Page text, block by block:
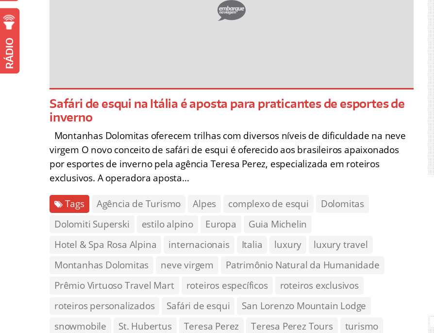
Safári de esqui na Itália é aposta para praticantes de esportes de
inverno
Montanhas Dolomitas oferecem trilhas com diversos níveis de dificuldade na neve
virgem O novo conceito de safári de esqui é oferecido aos brasileiros apaixonados
por esportes de inverno pela agência Teresa Perez, especializada em roteiros
exclusivos. A operadora aposta…
Tags Agência de Turismo Alpes complexo de esqui
Dolomitas
Dolomiti Superski
estilo alpino Europa
Guia Michelin
Hotel & Spa Rosa Alpina
internacionais Italia luxury
luxury travel
Montanhas Dolomitas
neve virgem
Patrimônio Natural da Humanidade
Prêmio Virtuoso Travel Mart
roteiros específicos
roteiros exclusivos
roteiros personalizados
Safári de esqui
San Lorenzo Mountain Lodge
snowmobile
St. Hubertus Teresa Perez Teresa Perez Tours
turismo
RÁDIO